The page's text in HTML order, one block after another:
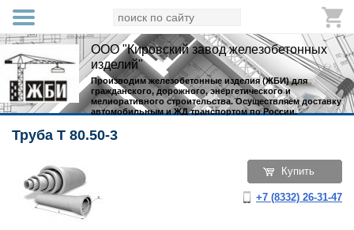
ООО "Кировский завод железобетонных
изделий"
Производим железобетонные изделия (ЖБИ) для
гражданского, дорожного, энергетического и
мелиоративного строительства. Осуществляем доставку
автомобильным и ЖД транспортом по России.
Труба Т 80.50-3
Купить
+7 (8332) 26-31-47